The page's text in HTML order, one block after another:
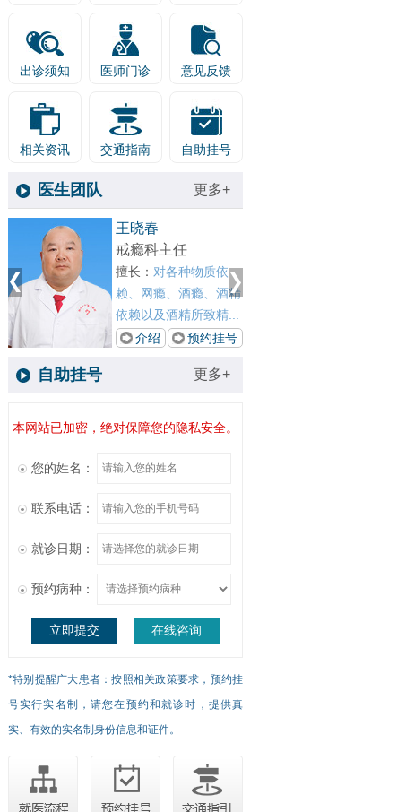
出诊须知 医师门诊 意见反馈
相关资讯 交通指南 自助挂号
医生团队 更多+
王晓春
戒瘾科主任
擅长： 对各种物质依
赖、网瘾、酒瘾、酒精
依赖以及酒精所致精...
介绍
预约挂号
自助挂号 更多+
本网站已加密，绝对保障您的隐私安全。
您的姓名：
联系电话：
就诊日期：
预约病种：
立即提交 在线咨询
*特别提醒广大患者：按照相关政策要求，预约挂
号实行实名制，请您在预约和就诊时，提供真
实、有效的实名制身份信息和证件。